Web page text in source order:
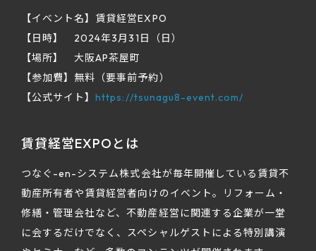
【イベント名】賃貸経営EXPO
【日時】 2024年3月31日（日）
【場所】 大阪AP茶屋町
【参加費】無料（要事前予約）
【公式サイト】https://tsunagu8-event.com/
賃貸経営EXPOとは
つなぐ-en-システム株式会社が毎年開催している賃貸不
動産所有者や賃貸経営者向けのイベント。リフォーム・
修繕・管理会社など、不動産経営に関連する企業が一堂
に会するだけでなく、スペシャルゲストによる特別講演